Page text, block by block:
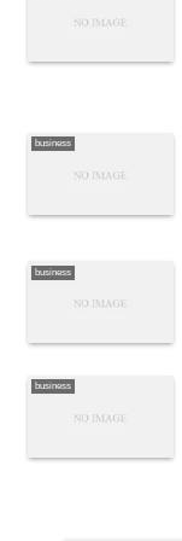
business
business
business